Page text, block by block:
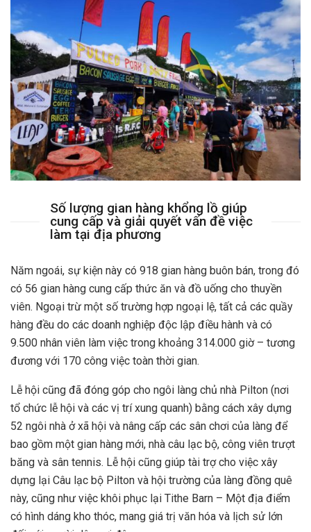
Số lượng gian hàng khổng lồ giúp
cung cấp và giải quyết vấn đề việc
làm tại địa phương
Năm ngoái, sự kiện này có 918 gian hàng buôn bán, trong đó
có 56 gian hàng cung cấp thức ăn và đồ uống cho thuyền
viên. Ngoại trừ một số trường hợp ngoại lệ, tất cả các quầy
hàng đều do các doanh nghiệp độc lập điều hành và có
9.500 nhân viên làm việc trong khoảng 314.000 giờ – tương
đương với 170 công việc toàn thời gian.
Lễ hội cũng đã đóng góp cho ngôi làng chủ nhà Pilton (nơi
tổ chức lễ hội và các vị trí xung quanh) bằng cách xây dựng
52 ngôi nhà ở xã hội và nâng cấp các sân chơi của làng để
bao gồm một gian hàng mới, nhà câu lạc bộ, công viên trượt
băng và sân tennis. Lễ hội cũng giúp tài trợ cho việc xây
dựng lại Câu lạc bộ Pilton và hội trường của làng đồng quê
này, cũng như việc khôi phục lại Tithe Barn – Một địa điểm
có hình dáng kho thóc, mang giá trị văn hóa và lịch sử lớn